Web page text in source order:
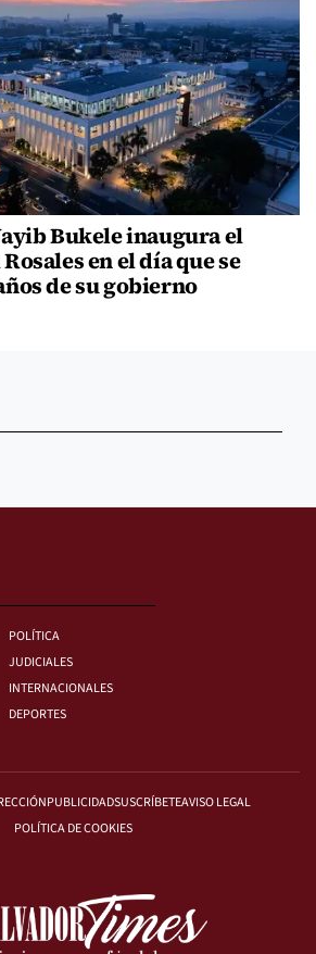
Bukele inaugura el
en el día que se
de su gobierno
POLÍTICA
JUDICIALES
INTERNACIONALES
DEPORTES
PUBLICIDADSUSCRÍBETEAVISO LEGAL
POLÍTICA DE COOKIES